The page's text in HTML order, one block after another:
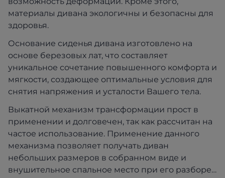
материалы дивана экологичны и безопасны для
здоровья.
Основание сиденья дивана изготовлено на
основе березовых лат, что составляет
уникальное сочетание повышенного комфорта и
мягкости, создающее оптимальные условия для
снятия напряжения и усталости Вашего тела.
Выкатной механизм трансформации прост в
применении и долговечен, так как рассчитан на
частое использование. Применение данного
механизма позволяет получать диван
небольших размеров в собранном виде и
внушительное спальное место при его разборе.